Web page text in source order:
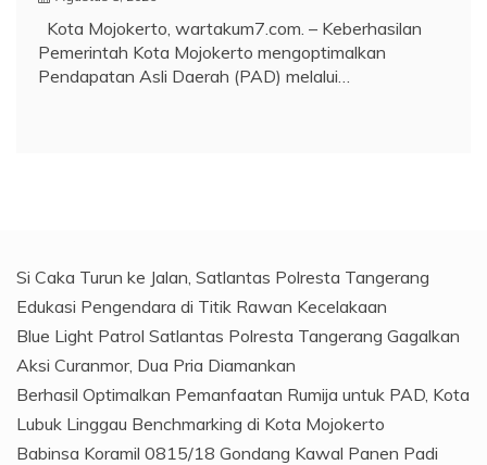
Kota Mojokerto, wartakum7.com. – Keberhasilan
Pemerintah Kota Mojokerto mengoptimalkan
Pendapatan Asli Daerah (PAD) melalui…
Si Caka Turun ke Jalan, Satlantas Polresta Tangerang
Edukasi Pengendara di Titik Rawan Kecelakaan
Blue Light Patrol Satlantas Polresta Tangerang Gagalkan
Aksi Curanmor, Dua Pria Diamankan
Berhasil Optimalkan Pemanfaatan Rumija untuk PAD, Kota
Lubuk Linggau Benchmarking di Kota Mojokerto
Babinsa Koramil 0815/18 Gondang Kawal Panen Padi